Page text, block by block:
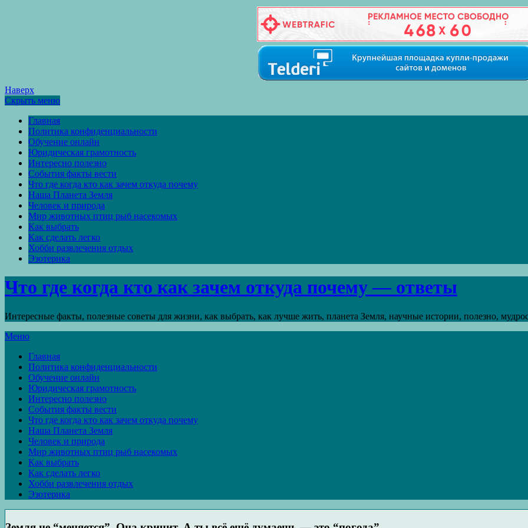
Наверх
Скрыть меню
Главная
Политика конфиденциальности
Обучение онлайн
Юридическая грамотность
Интересно полезно
События факты вести
Что где когда кто как зачем откуда почему
Наша Планета Земля
Человек и природа
Мир животных птиц рыб насекомых
Как выбрать
Как сделать легко
Хобби развлечения отдых
Эзотерика
Что где когда кто как зачем откуда почему — ответы
Интересные факты, полезные советы для жизни, как выбрать, как лучше жить, планета Земля, научные истории, полезно,
Меню
Главная
Политика конфиденциальности
Обучение онлайн
Юридическая грамотность
Интересно полезно
События факты вести
Что где когда кто как зачем откуда почему
Наша Планета Земля
Человек и природа
Мир животных птиц рыб насекомых
Как выбрать
Как сделать легко
Хобби развлечения отдых
Эзотерика